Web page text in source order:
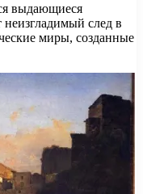
выдающиеся
след в
миры, созданные